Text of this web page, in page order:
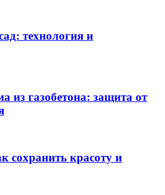
технология и
из газобетона: защита от
сохранить красоту и